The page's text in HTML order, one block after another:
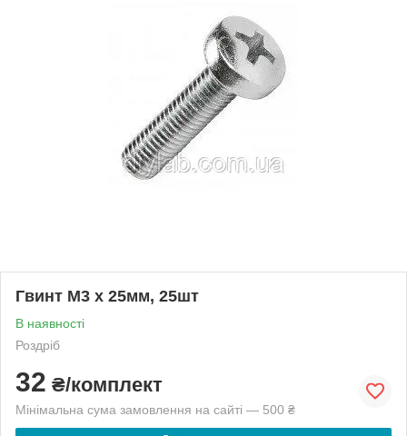
Гвинт М3 х 25мм, 25шт
В наявності
Роздріб
32 ₴/комплект
Мінімальна сума замовлення на сайті — 500 ₴